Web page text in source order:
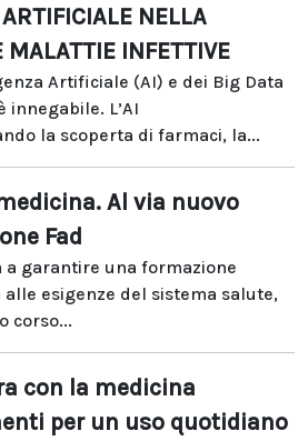
NELLA
MALATTIE INFETTIVE
Artificiale (AI) e dei Big Data
L’AI
la scoperta di farmaci, la...
Al via nuovo
Fad
a garantire una formazione
esigenze del sistema salute,
corso...
con la medicina
per un uso quotidiano